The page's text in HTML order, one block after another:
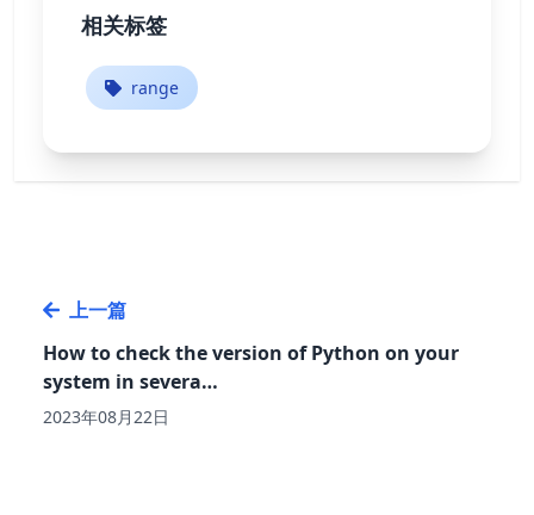
相关标签
range
上一篇
How to check the version of Python on your
system in severa…
2023年08月22日